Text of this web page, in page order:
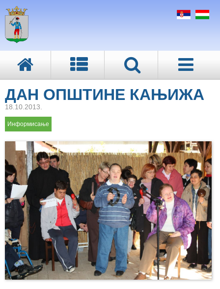
ДАН ОПШТИНЕ КАЊИЖА
18.10.2013.
Информисање